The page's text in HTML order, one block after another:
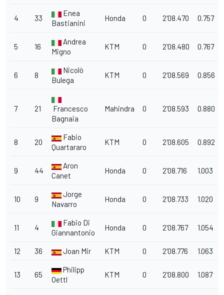
4 33
Enea
Bastianini
Honda 0 2'08.470 0.757
5 16
Andrea
Migno
KTM 0 2'08.480 0.767
6 8
Nicolò
Bulega
KTM 0 2'08.569 0.856
7 21
Francesco
Bagnaia
Mahindra 0 2'08.593 0.880
8 20
Fabio
Quartararo
KTM 0 2'08.605 0.892
9 44
Aron
Canet
Honda 0 2'08.716 1.003
10 9
Jorge
Navarro
Honda 0 2'08.733 1.020
11 4
Fabio Di
Giannantonio
Honda 0 2'08.767 1.054
12 36 Joan Mir KTM 0 2'08.776 1.063
13 65
Philipp
Oettl
KTM 0 2'08.800 1.087